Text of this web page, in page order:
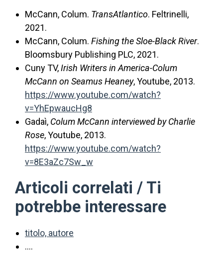
McCann, Colum. TransAtlantico. Feltrinelli,
2021.
McCann, Colum. Fishing the Sloe-Black River.
Bloomsbury Publishing PLC, 2021.
Cuny TV,Irish Writers in America-Colum
McCann on Seamus Heaney, Youtube, 2013.
https://www.youtube.com/watch?
v=YhEpwaucHg8
Gadaì, Colum McCann interviewed by Charlie
Rose, Youtube, 2013.
https://www.youtube.com/watch?
v=8E3aZc7Sw_w
Articoli correlati / Ti
potrebbe interessare
titolo, autore
….